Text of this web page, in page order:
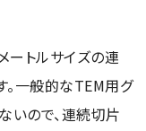
ートルサイズの連
。一般的なTEM用グ
いので、連続切片